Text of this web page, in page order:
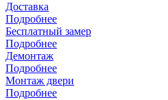
Доставка
Подробнее
Бесплатный замер
Подробнее
Демонтаж
Подробнее
Монтаж двери
Подробнее